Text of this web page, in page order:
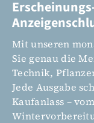
Mit unseren
Sie genau die
Technik,
Jede Ausgabe
Kaufanlass –